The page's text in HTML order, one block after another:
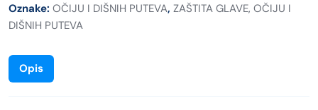
Oznake: OČIJU I DIŠNIH PUTEVA, ZAŠTITA GLAVE, OČIJU I
DIŠNIH PUTEVA
Opis